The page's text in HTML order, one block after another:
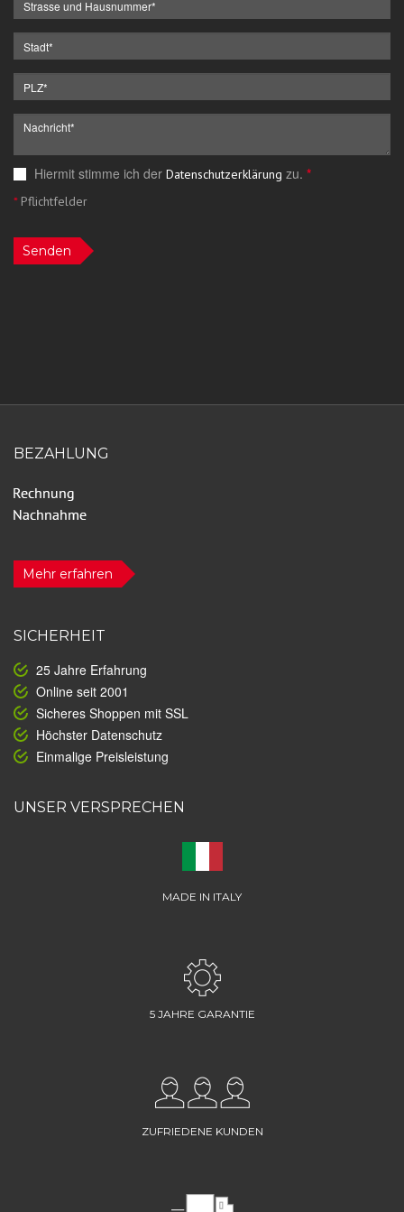
Hiermit stimme ich der Datenschutzerklärung zu. *
*Pflichtfelder
Senden
BEZAHLUNG
Mehr erfahren
SICHERHEIT
25 Jahre Erfahrung
Online seit 2001
Sicheres Shoppen mit SSL
Höchster Datenschutz
Einmalige Preisleistung
UNSER VERSPRECHEN
MADE IN ITALY
5 JAHRE GARANTIE
ZUFRIEDENE KUNDEN